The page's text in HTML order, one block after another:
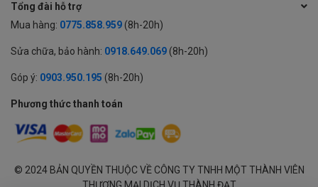
Tổng đài hỗ trợ
Mua hàng: 0775.858.959 (8h-20h)
Sửa chữa, bảo hành: 0918.649.069 (8h-20h)
Góp ý: 0903.950.195 (8h-20h)
Phương thức thanh toán
© 2024 BẢN QUYỀN THUỘC VỀ CÔNG TY TNHH MỘT THÀNH VIÊN
THƯƠNG MẠI DỊCH VỤ THÀNH ĐẠT